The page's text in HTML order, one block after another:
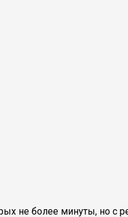
не более минуты, но с